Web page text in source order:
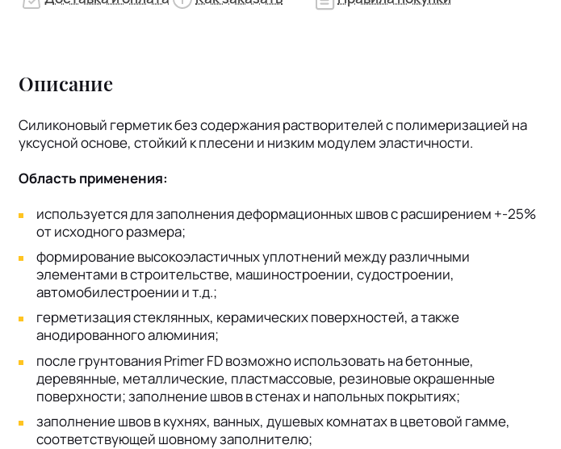
Описание
Силиконовый герметик без содержания растворителей с полимеризацией на
уксусной основе, стойкий к плесени и низким модулем эластичности.
Область применения:
используется для заполнения деформационных швов с расширением +-25%
от исходного размера;
формирование высокоэластичных уплотнений между различными
элементами в строительстве, машиностроении, судостроении,
автомобилестроении и т.д.;
герметизация стеклянных, керамических поверхностей, а также
анодированного алюминия;
после грунтования Primer FD возможно использовать на бетонные,
деревянные, металлические, пластмассовые, резиновые окрашенные
поверхности; заполнение швов в стенах и напольных покрытиях;
заполнение швов в кухнях, ванных, душевых комнатах в цветовой гамме,
соответствующей шовному заполнителю;